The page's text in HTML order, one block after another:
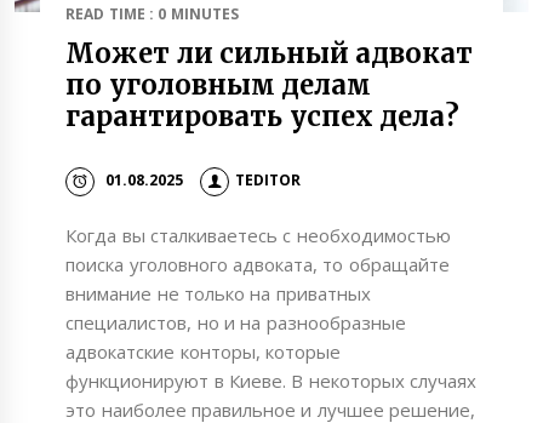
READ TIME : 0 MINUTES
Может ли сильный адвокат
по уголовным делам
гарантировать успех дела?
01.08.2025 TEDITOR
Когда вы сталкиваетесь с необходимостью
поиска уголовного адвоката, то обращайте
внимание не только на приватных
специалистов, но и на разнообразные
адвокатские конторы, которые
функционируют в Киеве. В некоторых случаях
это наиболее правильное и лучшее решение,